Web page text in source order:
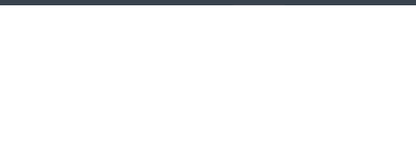
89 21 97 00